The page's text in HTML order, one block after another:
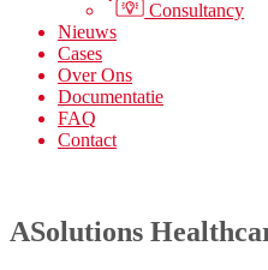
Consultancy
Nieuws
Cases
Over Ons
Documentatie
FAQ
Contact
ASolutions